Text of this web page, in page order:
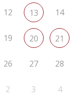
12 13 14
19 20 21
26 27 28
2 3 4